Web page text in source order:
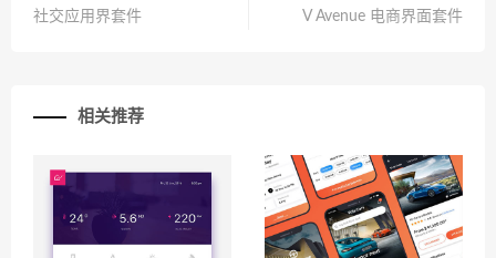
社交应用界套件
V Avenue 电商界面套件
相关推荐